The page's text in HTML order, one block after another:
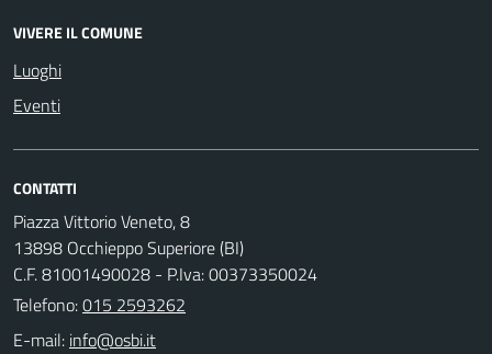
VIVERE IL COMUNE
Luoghi
Eventi
CONTATTI
Piazza Vittorio Veneto, 8
13898 Occhieppo Superiore (BI)
C.F. 81001490028 - P.Iva: 00373350024
Telefono:015 2593262
E-mail: